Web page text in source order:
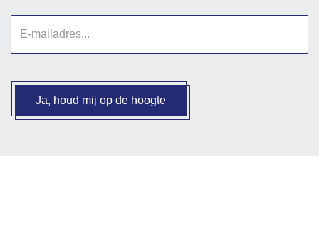
Ja, houd mij op de hoogte